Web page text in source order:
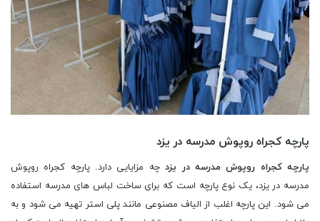
پارچه کجراه روپوش مدرسه در یزد
پارچه کجراه روپوش مدرسه در یزدچه مزایایی دارد. پارچه کجراه روپوش
مدرسه در یزد، یک نوع پارچه است که برای ساخت لباس های مدرسه استفاده
می شود. این پارچه اغلب از الیاف مصنوعی مانند پلی استر تهیه می شود و به